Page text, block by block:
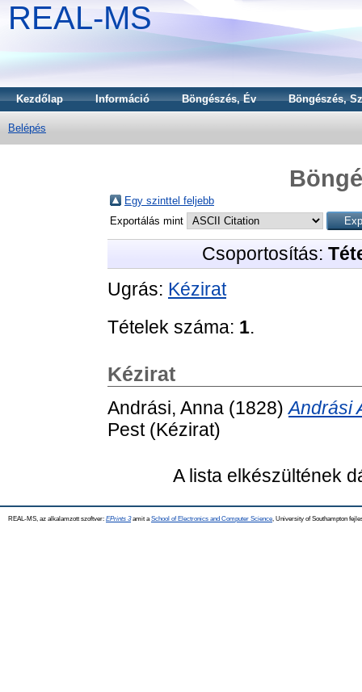
REAL-MS
Kezdőlap Információ Böngészés, Év Böngészés,
Belépés
Egy szinttel feljebb
Exportálás mint
Csoportosítás:
Ugrás: Kézirat
Tételek száma: 1.
Kézirat
Andrási, Anna (1828)Andrási
Pest (Kézirat)
A lista elkészültének
REAL-MS, az alkalamzott szoftver: EPrints 3amit a School of Electronics and Computer Science , University of Southampton